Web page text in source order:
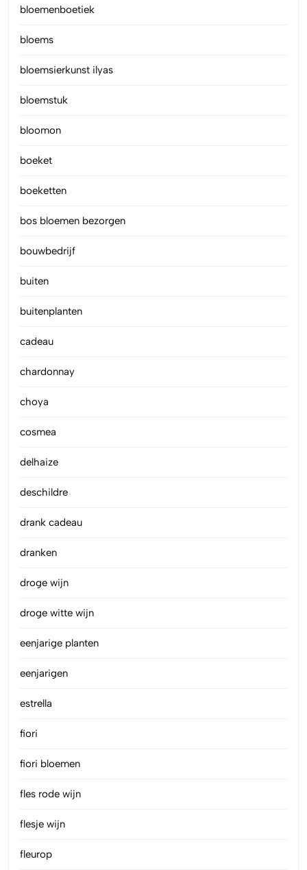
bloemenboetiek
bloems
bloemsierkunst ilyas
bloemstuk
bloomon
boeket
boeketten
bos bloemen bezorgen
bouwbedrijf
buiten
buitenplanten
cadeau
chardonnay
choya
cosmea
delhaize
deschildre
drank cadeau
dranken
droge wijn
droge witte wijn
eenjarige planten
eenjarigen
estrella
fiori
fiori bloemen
fles rode wijn
flesje wijn
fleurop